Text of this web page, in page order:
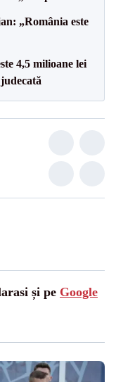
„România este
4,5 milioane lei
și pe Google